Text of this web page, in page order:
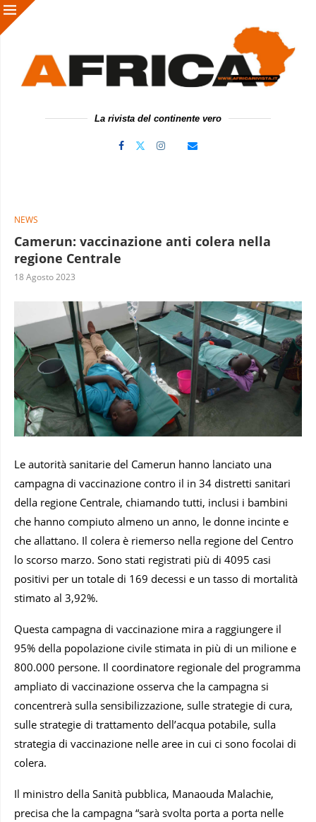
La rivista del continente vero
NEWS
Camerun: vaccinazione anti colera nella
regione Centrale
18 Agosto 2023
Le autorità sanitarie del Camerun hanno lanciato una
campagna di vaccinazione contro il in 34 distretti sanitari
della regione Centrale, chiamando tutti, inclusi i bambini
che hanno compiuto almeno un anno, le donne incinte e
che allattano. Il colera è riemerso nella regione del Centro
lo scorso marzo. Sono stati registrati più di 4095 casi
positivi per un totale di 169 decessi e un tasso di mortalità
stimato al 3,92%.
Questa campagna di vaccinazione mira a raggiungere il
95% della popolazione civile stimata in più di un milione e
800.000 persone. Il coordinatore regionale del programma
ampliato di vaccinazione osserva che la campagna si
concentrerà sulla sensibilizzazione, sulle strategie di cura,
sulle strategie di trattamento dell’acqua potabile, sulla
strategia di vaccinazione nelle aree in cui ci sono focolai di
colera.
Il ministro della Sanità pubblica, Manaouda Malachie,
precisa che la campagna “sarà svolta porta a porta nelle